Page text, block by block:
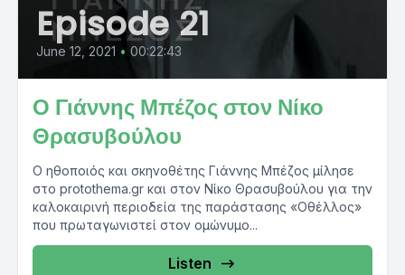
Episode 21
June 12, 2021 • 00:22:43
Ο Γιάννης Μπέζος στον Νίκο
Θρασυβούλου
Ο ηθοποιός και σκηνοθέτης Γιάννης Μπέζος μίλησε
στο protothema.gr και στον Νίκο Θρασυβούλου για την
καλοκαιρινή περιοδεία της παράστασης «Οθέλλος»
που πρωταγωνιστεί στον ομώνυμο...
Listen